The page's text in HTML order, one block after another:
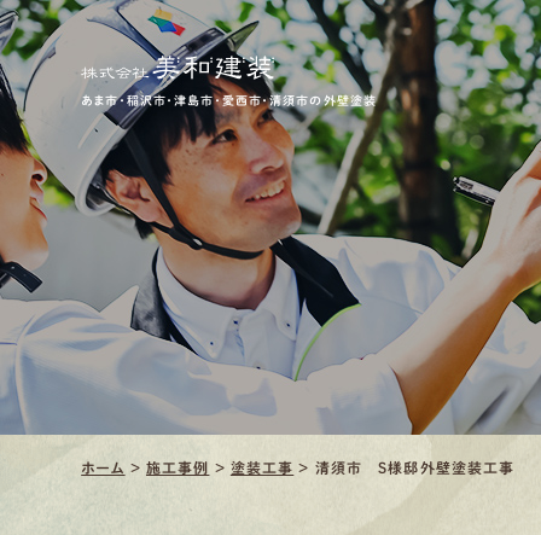
あま市・稲沢市・津島市・愛西市・清須市の外壁塗装
ホーム > 施工事例 > 塗装工事 > 清須市 S様邸外壁塗装工事